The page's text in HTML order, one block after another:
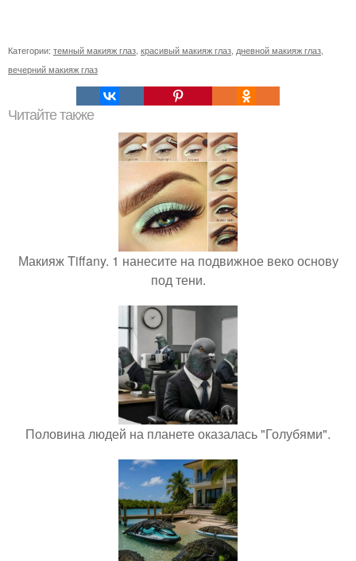
Категории: темный макияж глаз красивый макияж глаз дневной макияж глаз
вечерний макияж глаз
Читайте также
Макияж Tiffany. 1 нанесите на подвижное веко основу
под тени.
Половина людей на планете оказалась "Голубями".